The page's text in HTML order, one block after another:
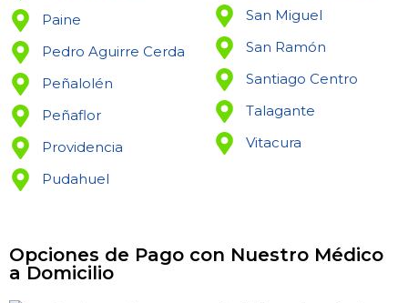
Paine
Pedro Aguirre Cerda
Peñalolén
Peñaflor
Providencia
Pudahuel
San Miguel
San Ramón
Santiago Centro
Talagante
Vitacura
Opciones de Pago con Nuestro Médico
a Domicilio